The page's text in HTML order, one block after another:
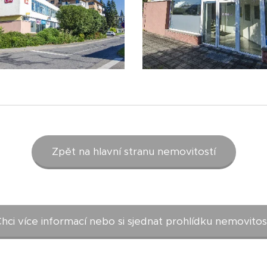
Zpět na hlavní stranu nemovitostí
více informací nebo si sjednat prohlídku